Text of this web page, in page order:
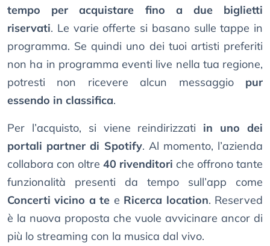
tempo per acquistare fino a due biglietti
riservati. Le varie offerte si basano sulle tappe in
programma. Se quindi uno dei tuoi artisti preferiti
non ha in programma eventi live nella tua regione,
potresti non ricevere alcun messaggio pur
essendo in classifica.
Per l’acquisto, si viene reindirizzati in uno dei
portali partner di Spotify. Al momento, l’azienda
collabora con oltre 40 rivenditori che offrono tante
funzionalità presenti da tempo sull’app come
Concerti vicino a te e Ricerca location. Reserved
è la nuova proposta che vuole avvicinare ancor di
più lo streaming con la musica dal vivo.